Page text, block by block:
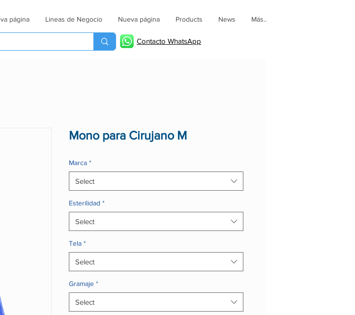
página Lineas de Negocio Nueva página Products News Más..
Contacto WhatsApp
Mono para Cirujano M
Marca *
Select
Esterilidad *
Select
Tela *
Select
Gramaje *
Select